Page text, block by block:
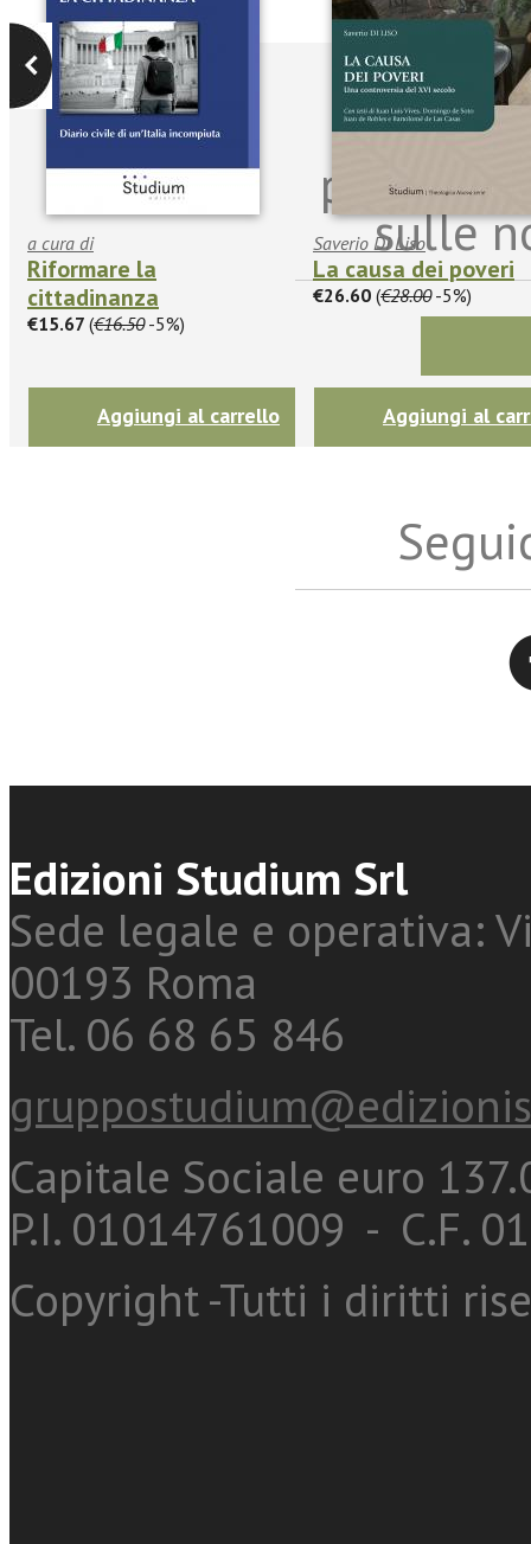
a cura di
Riformare la
cittadinanza
€15.67 (€16.50-5%)
Aggiungi al carrello
Saverio Di Liso
La causa dei poveri
€26.60 (€28.00-5%)
Aggiungi al
Iscriviti
per
sulle
Edizioni Studium Srl
Sede legale e operativa:
00193 Roma
Tel. 06 68 65 846
Capitale Sociale euro
P.I. 01014761009 - C.F.
Copyright -Tutti i diritti